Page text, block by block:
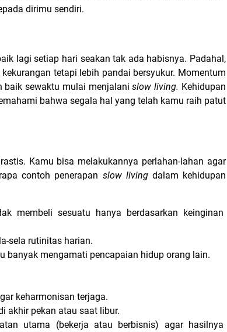
dirimu sendiri.
lagi setiap hari seakan tak ada habisnya. Padahal,
tetapi lebih pandai bersyukur. Momentum
baik sewaktu mulai menjalani slow living. Kehidupan
bahwa segala hal yang telah kamu raih patut
Kamu bisa melakukannya perlahan-lahan agar
contoh penerapan slow living dalam kehidupan
membeli sesuatu hanya berdasarkan keinginan
sela rutinitas harian.
banyak mengamati pencapaian hidup orang lain.
keharmonisan terjaga.
akhir pekan atau saat libur.
utama (bekerja atau berbisnis) agar hasilnya